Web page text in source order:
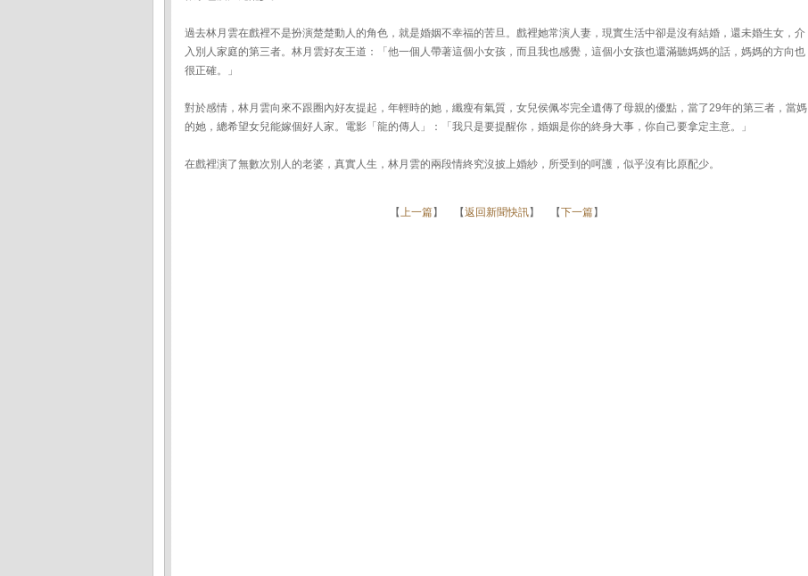
過去林月雲在戲裡不是扮演楚楚動人的角色，就是婚姻不幸福的苦旦。戲裡她常演人妻，現實生活中卻是沒有結婚，還未婚生女，介
入別人家庭的第三者。林月雲好友王道：「他一個人帶著這個小女孩，而且我也感覺，這個小女孩也還滿聽媽媽的話，媽媽的方向也
很正確。」
對於感情，林月雲向來不跟圈內好友提起，年輕時的她，纖瘦有氣質，女兒侯佩岑完全遺傳了母親的優點，當了29年的第三者，當媽
的她，總希望女兒能嫁個好人家。電影「龍的傳人」：「我只是要提醒你，婚姻是你的終身大事，你自己要拿定主意。」
在戲裡演了無數次別人的老婆，真實人生，林月雲的兩段情終究沒披上婚紗，所受到的呵護，似乎沒有比原配少。
【上一篇】 【返回新聞快訊】 【下一篇】